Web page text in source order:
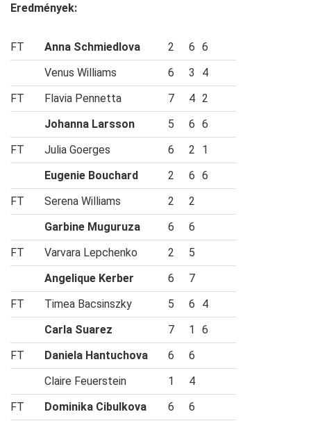
Eredmények:
FT Anna Schmiedlova 2 6 6
Venus Williams
6 3
4
FT
Flavia Pennetta 7 4 2
Johanna Larsson
5 6 6
FT
Julia Goerges 6 2
1
Eugenie Bouchard
2 6 6
FT
Serena Williams 2
2
Garbine Muguruza
6
6
FT
Varvara Lepchenko 2
5
Angelique Kerber
6
7
FT
Timea Bacsinszky 5 6
4
Carla Suarez
7 1
6
FT
Daniela Hantuchova 6
6
Claire Feuerstein
1
4
FT
Dominika Cibulkova 6 6